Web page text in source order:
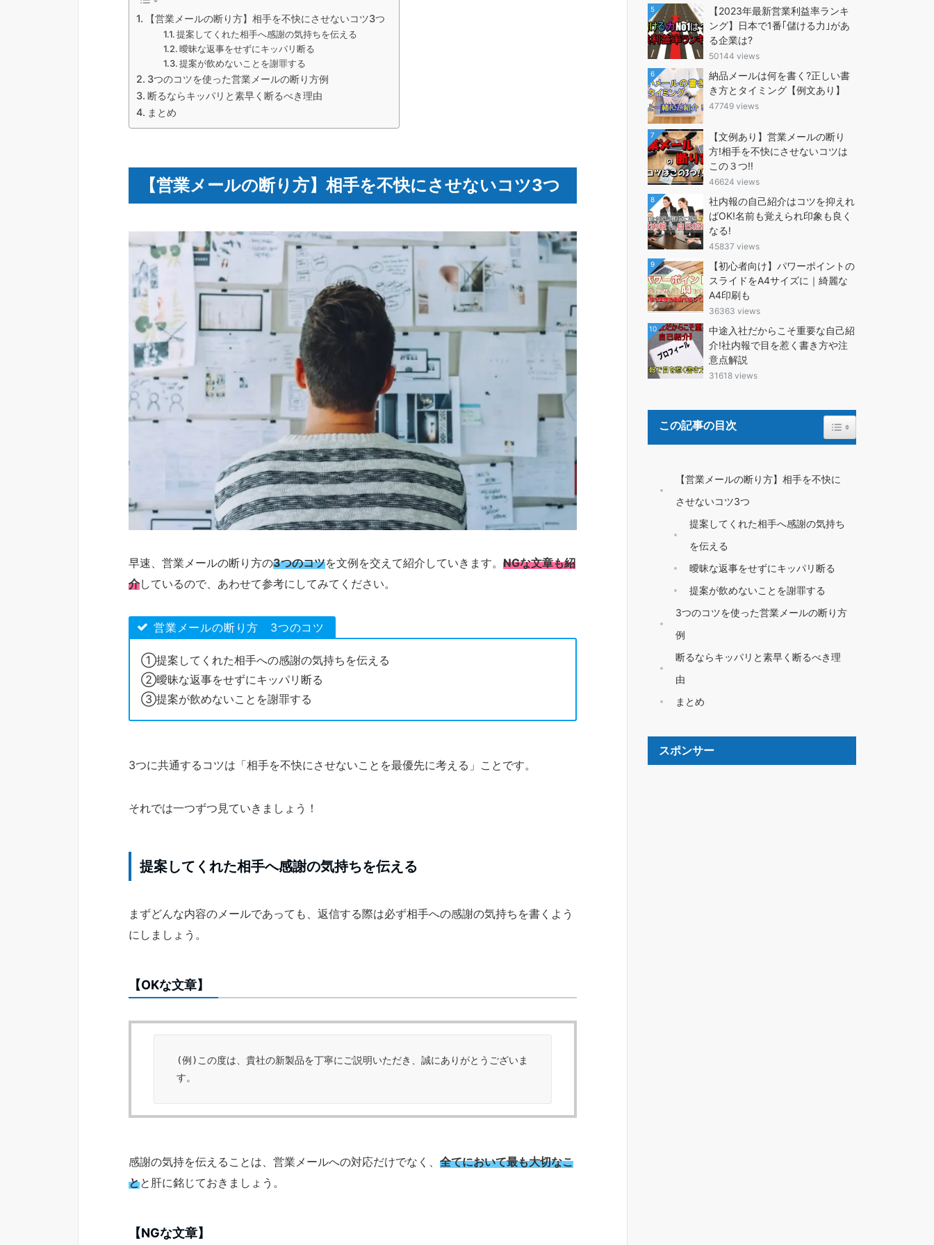
【営業メールの断り方】相手を不快にさせないコツ3つ
提案してくれた相手へ感謝の気持ちを伝える
曖昧な返事をせずにキッパリ断る
提案が飲めないことを謝罪する
3つのコツを使った営業メールの断り方例
断るならキッパリと素早く断るべき理由
まとめ
【営業メールの断り方】相手を不快にさせないコツ3つ
早速、営業メールの断り方の3つのコツを文例を交えて紹介していきます。 NGな文章も紹
介しているので、あわせて参考にしてみてください。
営業メールの断り方 3つのコツ
①提案してくれた相手への感謝の気持ちを伝える
②曖昧な返事をせずにキッパリ断る
③提案が飲めないことを謝罪する
3つに共通するコツは「相手を不快にさせないことを最優先に考える」ことです。
それでは一つずつ見ていきましょう！
提案してくれた相手へ感謝の気持ちを伝える
まずどんな内容のメールであっても、返信する際は必ず相手への感謝の気持ちを書くよう
にしましょう。
【OKな文章】
(例)この度は、貴社の新製品を丁寧にご説明いただき、誠にありがとうございま
す。
感謝の気持を伝えることは、営業メールへの対応だけでなく、 全てにおいて最も大切なこ
とと肝に銘じておきましょう。
【NGな文章】
5
【2023年最新営業利益率ランキ
ング】日本で1番｢儲ける力｣があ
る企業は?
50144 views
6
納品メールは何を書く?正しい書
き方とタイミング【例文あり】
47749 views
7
【文例あり】営業メールの断り
方!相手を不快にさせないコツは
この３つ!!
46624 views
8
社内報の自己紹介はコツを抑えれ
ばOK!名前も覚えられ印象も良く
なる!
45837 views
9
【初心者向け】パワーポイントの
スライドをA4サイズに｜綺麗な
A4印刷も
36363 views
10
中途入社だからこそ重要な自己紹
介!社内報で目を惹く書き方や注
意点解説
31618 views
この記事の目次 Toggle Table of Content
【営業メールの断り方】相手を不快に
させないコツ3つ
提案してくれた相手へ感謝の気持ち
を伝える
曖昧な返事をせずにキッパリ断る
提案が飲めないことを謝罪する
3つのコツを使った営業メールの断り方
例
断るならキッパリと素早く断るべき理
由
まとめ
スポンサー